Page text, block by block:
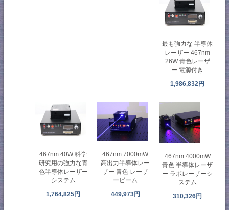
最も強力な 半導体
レーザー 467nm
26W 青色レーザ
ー 電源付き
1,986,832円
467nm 40W 科学
研究用の強力な青
色半導体レーザー
システム
1,764,825円
467nm 7000mW
高出力半導体レー
ザー 青色 レーザ
ービーム
449,973円
467nm 4000mW
青色 半導体レーザ
ー ラボレーザーシ
ステム
310,326円